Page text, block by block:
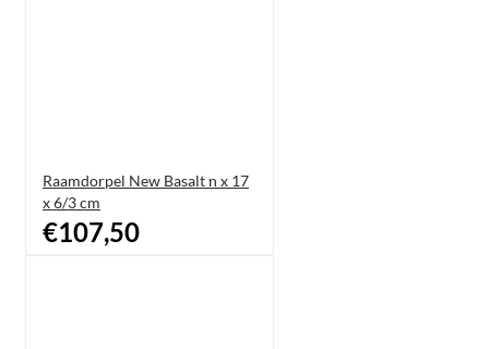
Raamdorpel New Basalt n x 17
x 6/3 cm
€107,50